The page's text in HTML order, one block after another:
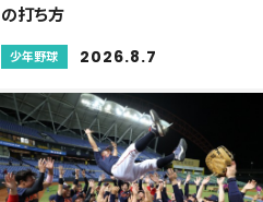
の打ち方
少年野球 2026.8.7